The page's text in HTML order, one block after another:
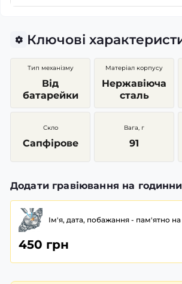
Ключові
Тип механізму
Від
батарейки
Матеріал корпусу
Нержавіюча
сталь
Скло
Сапфірове
Вага, г
91
Додати гравіювання на
Ім'я, дата, побажання - пам'ятно
450 грн